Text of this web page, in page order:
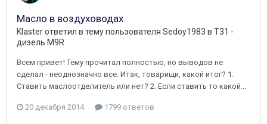
Масло в воздуховодах
Klasterответил в тему пользователя Sedoy1983 в T31 -
дизель M9R
Всем привет! Тему прочитал полностью, но выводов не
сделал - неоднозначно все. Итак, товарищи, какой итог? 1.
Ставить маслоотделитель или нет? 2. Если ставить то какой...
20 декабря 2014 1799 ответов